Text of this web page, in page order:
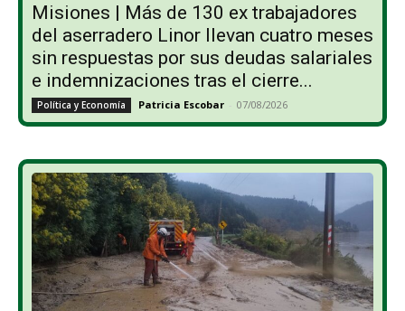
Misiones | Más de 130 ex trabajadores
del aserradero Linor llevan cuatro meses
sin respuestas por sus deudas salariales
e indemnizaciones tras el cierre...
Política y Economía Patricia Escobar - 07/08/2026